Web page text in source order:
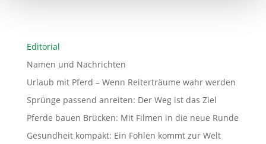
Editorial
Namen und Nachrichten
Urlaub mit Pferd – Wenn Reiterträume wahr werden
Sprünge passend anreiten: Der Weg ist das Ziel
Pferde bauen Brücken: Mit Filmen in die neue Runde
Gesundheit kompakt: Ein Fohlen kommt zur Welt